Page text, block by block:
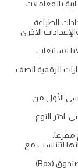
بالمعاملات
الطباعة
الأخرى
لاستيعاب
الرقمية الصف
الأول من
اختر النوع
لتتناسب مع
تدريب 5 دمج الأشكال الصلبة والمفرغة: ادمج بين صندوق (Box)